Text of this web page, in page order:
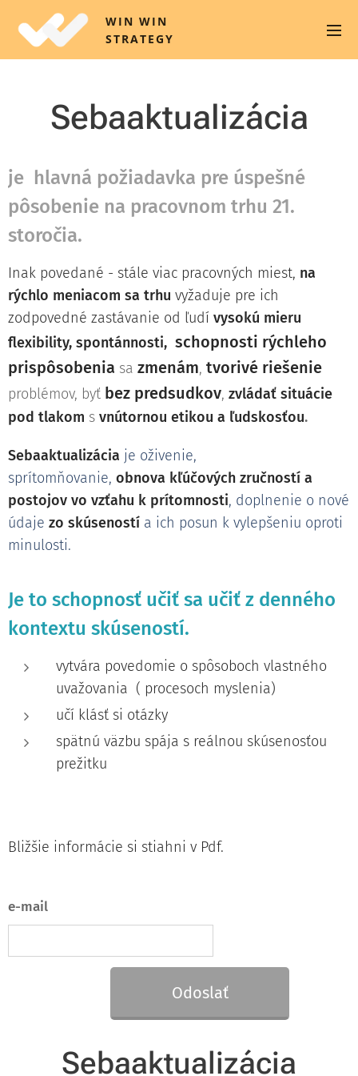
WIN WIN
STRATEGY
Sebaaktualizácia
je hlavná požiadavka pre úspešné
pôsobenie na pracovnom trhu 21.
storočia.
Inak povedané - stále viac pracovných miest, na
rýchlo meniacom sa trhu vyžaduje pre ich
zodpovedné zastávanie od ľudí vysokú mieru
flexibility, spontánnosti, schopnosti rýchleho
prispôsobenia sa zmenám, tvorivé riešenie
problémov, byť bez predsudkov, zvládať situácie
pod tlakom s vnútornou etikou a ľudskosťou.
Sebaaktualizácia je oživenie,
sprítomňovanie, obnova kľúčových zručností a
postojov vo vzťahu k prítomnosti, doplnenie o nové
údaje zo skúseností a ich posun k vylepšeniu oproti
minulosti.
Je to schopnosť učiť sa učiť z denného
kontextu skúseností.
vytvára povedomie o spôsoboch vlastného
uvažovania ( procesoch myslenia)
učí klásť si otázky
spätnú väzbu spája s reálnou skúsenosťou
prežitku
Bližšie informácie si stiahni v Pdf.
e-mail
Odoslať
Sebaaktualizácia